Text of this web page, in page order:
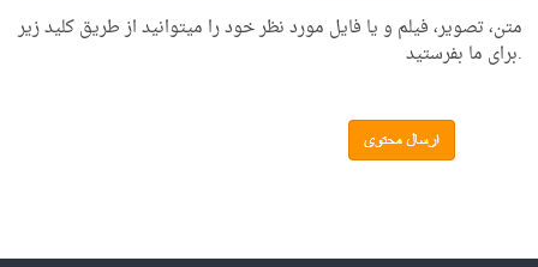
متن، تصویر، فیلم و یا فایل مورد نظر خود را میتوانید از طریق کلید زیر
.برای ما بفرستید